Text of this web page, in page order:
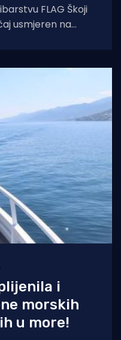
FLAG Škoji
usmjeren na
i
morskih
u more!